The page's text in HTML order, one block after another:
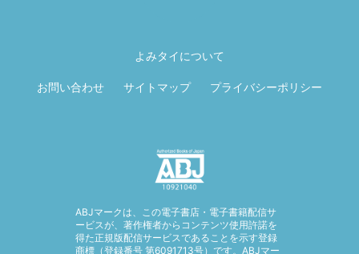
よみタイについて
お問い合わせ サイトマップ プライバシーポリシー
ABJマークは、この電子書店・電子書籍配信サ
ービスが、著作権者からコンテンツ使用許諾を
得た正規版配信サービスであることを示す登録
商標（登録番号 第6091713号）です。ABJマー